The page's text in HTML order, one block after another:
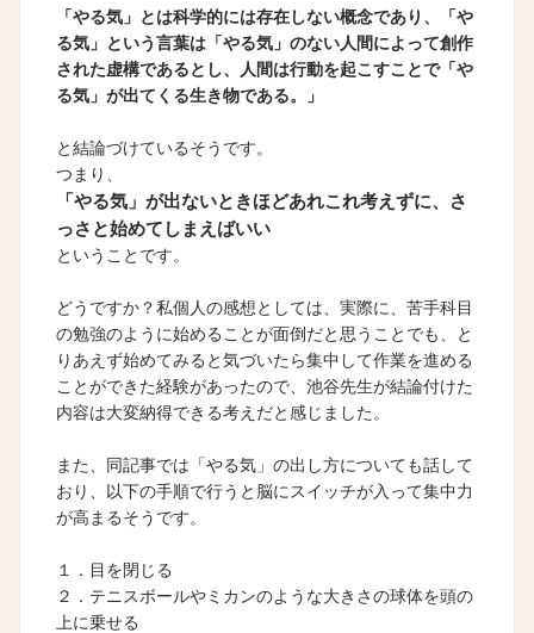
「やる気」とは科学的には存在しない概念であり、「や
る気」という言葉は「やる気」のない人間によって創作
された虚構であるとし、人間は行動を起こすことで「や
る気」が出てくる生き物である。」
と結論づけているそうです。
つまり、
「やる気」が出ないときほどあれこれ考えずに、さ
っさと始めてしまえばいい
ということです。
どうですか？私個人の感想としては、実際に、苦手科目
の勉強のように始めることが面倒だと思うことでも、と
りあえず始めてみると気づいたら集中して作業を進める
ことができた経験があったので、池谷先生が結論付けた
内容は大変納得できる考えだと感じました。
また、同記事では「やる気」の出し方についても話して
おり、以下の手順で行うと脳にスイッチが入って集中力
が高まるそうです。
１．目を閉じる
２．テニスボールやミカンのような大きさの球体を頭の
上に乗せる